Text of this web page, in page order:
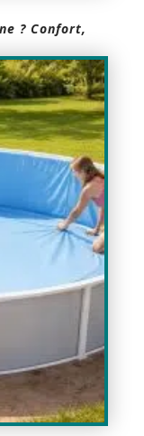
? Confort,